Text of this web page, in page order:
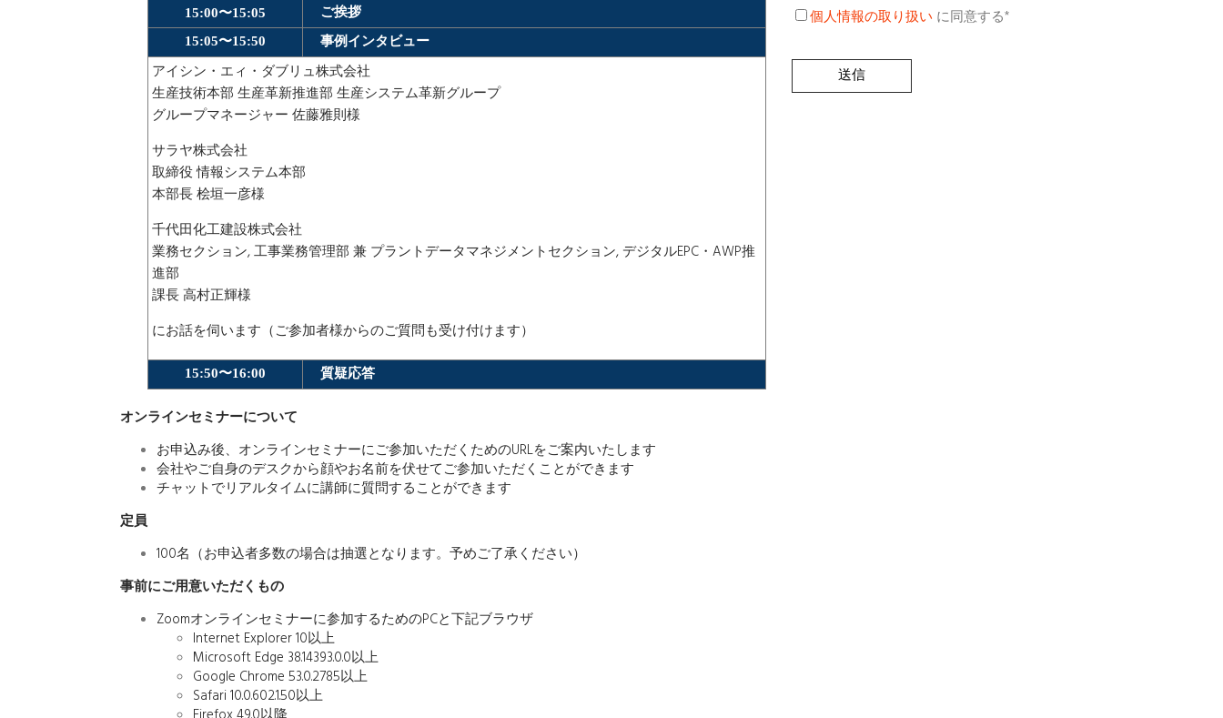
15:00〜15:05 ご挨拶
15:05〜15:50
事例インタビュー
アイシン・エィ・ダブリュ株式会社
生産技術本部 生産革新推進部 生産システム革新グループ
グループマネージャー 佐藤雅則様
サラヤ株式会社
取締役 情報システム本部
本部長 桧垣一彦様
千代田化工建設株式会社
業務セクション, 工事業務管理部 兼 プラントデータマネジメントセクション, デジタルEPC・AWP推
進部
課長 高村正輝様
にお話を伺います（ご参加者様からのご質問も受け付けます）
15:50〜16:00
質疑応答
オンラインセミナーについて
お申込み後、オンラインセミナーにご参加いただくためのURLをご案内いたします
会社やご自身のデスクから顔やお名前を伏せてご参加いただくことができます
チャットでリアルタイムに講師に質問することができます
定員
100名（お申込者多数の場合は抽選となります。予めご了承ください）
事前にご用意いただくもの
Zoomオンラインセミナーに参加するためのPCと下記ブラウザ
Internet Explorer 10以上
Microsoft Edge 38.14393.0.0以上
Google Chrome 53.0.2785以上
Safari 10.0.602.1.50以上
個人情報の取り扱い に同意する*